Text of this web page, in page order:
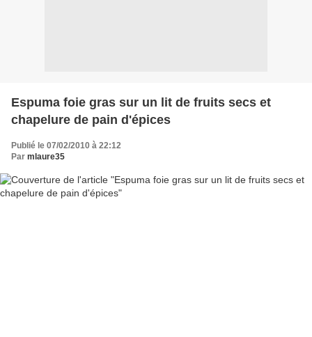
Espuma foie gras sur un lit de fruits secs et
chapelure de pain d'épices
Publié le 07/02/2010 à 22:12
Par mlaure35